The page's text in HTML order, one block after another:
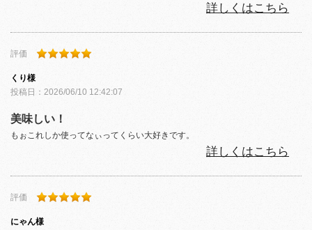
詳しくはこちら
評価
くり様
投稿日： 2026/06/10 12:42:07
美味しい！
もぉこれしか使ってなぃってくらい大好きです。
詳しくはこちら
評価
にゃん様